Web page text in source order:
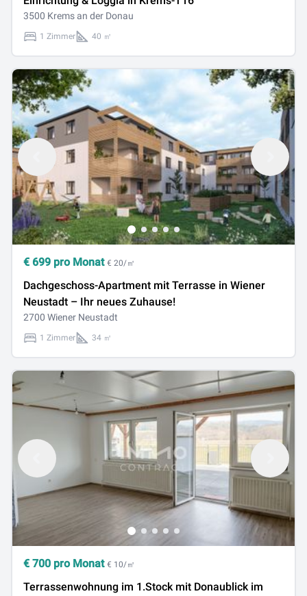
3500 Krems an der Donau
1 Zimmer 40 ㎡
€ 699 pro Monat € 20/㎡
Dachgeschoss-Apartment mit Terrasse in Wiener
Neustadt – Ihr neues Zuhause!
2700 Wiener Neustadt
1 Zimmer 34 ㎡
€ 700 pro Monat € 10/㎡
Terrassenwohnung im 1.Stock mit Donaublick im